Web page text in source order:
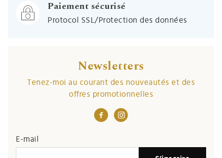
Paiement sécurisé
Protocol SSL/Protection des données
Newsletters
Tenez-moi au courant des nouveautés et des
offres promotionnelles
E-mail